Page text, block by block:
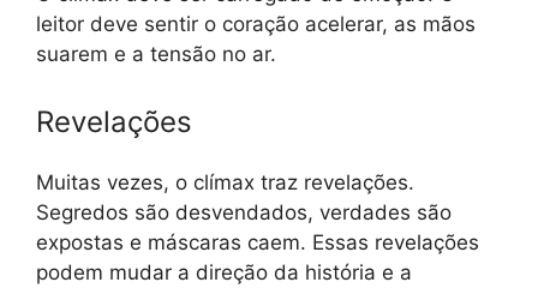
leitor deve sentir o coração acelerar, as mãos
suarem e a tensão no ar.
Revelações
Muitas vezes, o clímax traz revelações.
Segredos são desvendados, verdades são
expostas e máscaras caem. Essas revelações
podem mudar a direção da história e a